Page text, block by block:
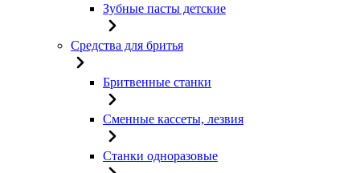
Зубные пасты детские
Средства для бритья
Бритвенные станки
Сменные кассеты, лезвия
Станки одноразовые